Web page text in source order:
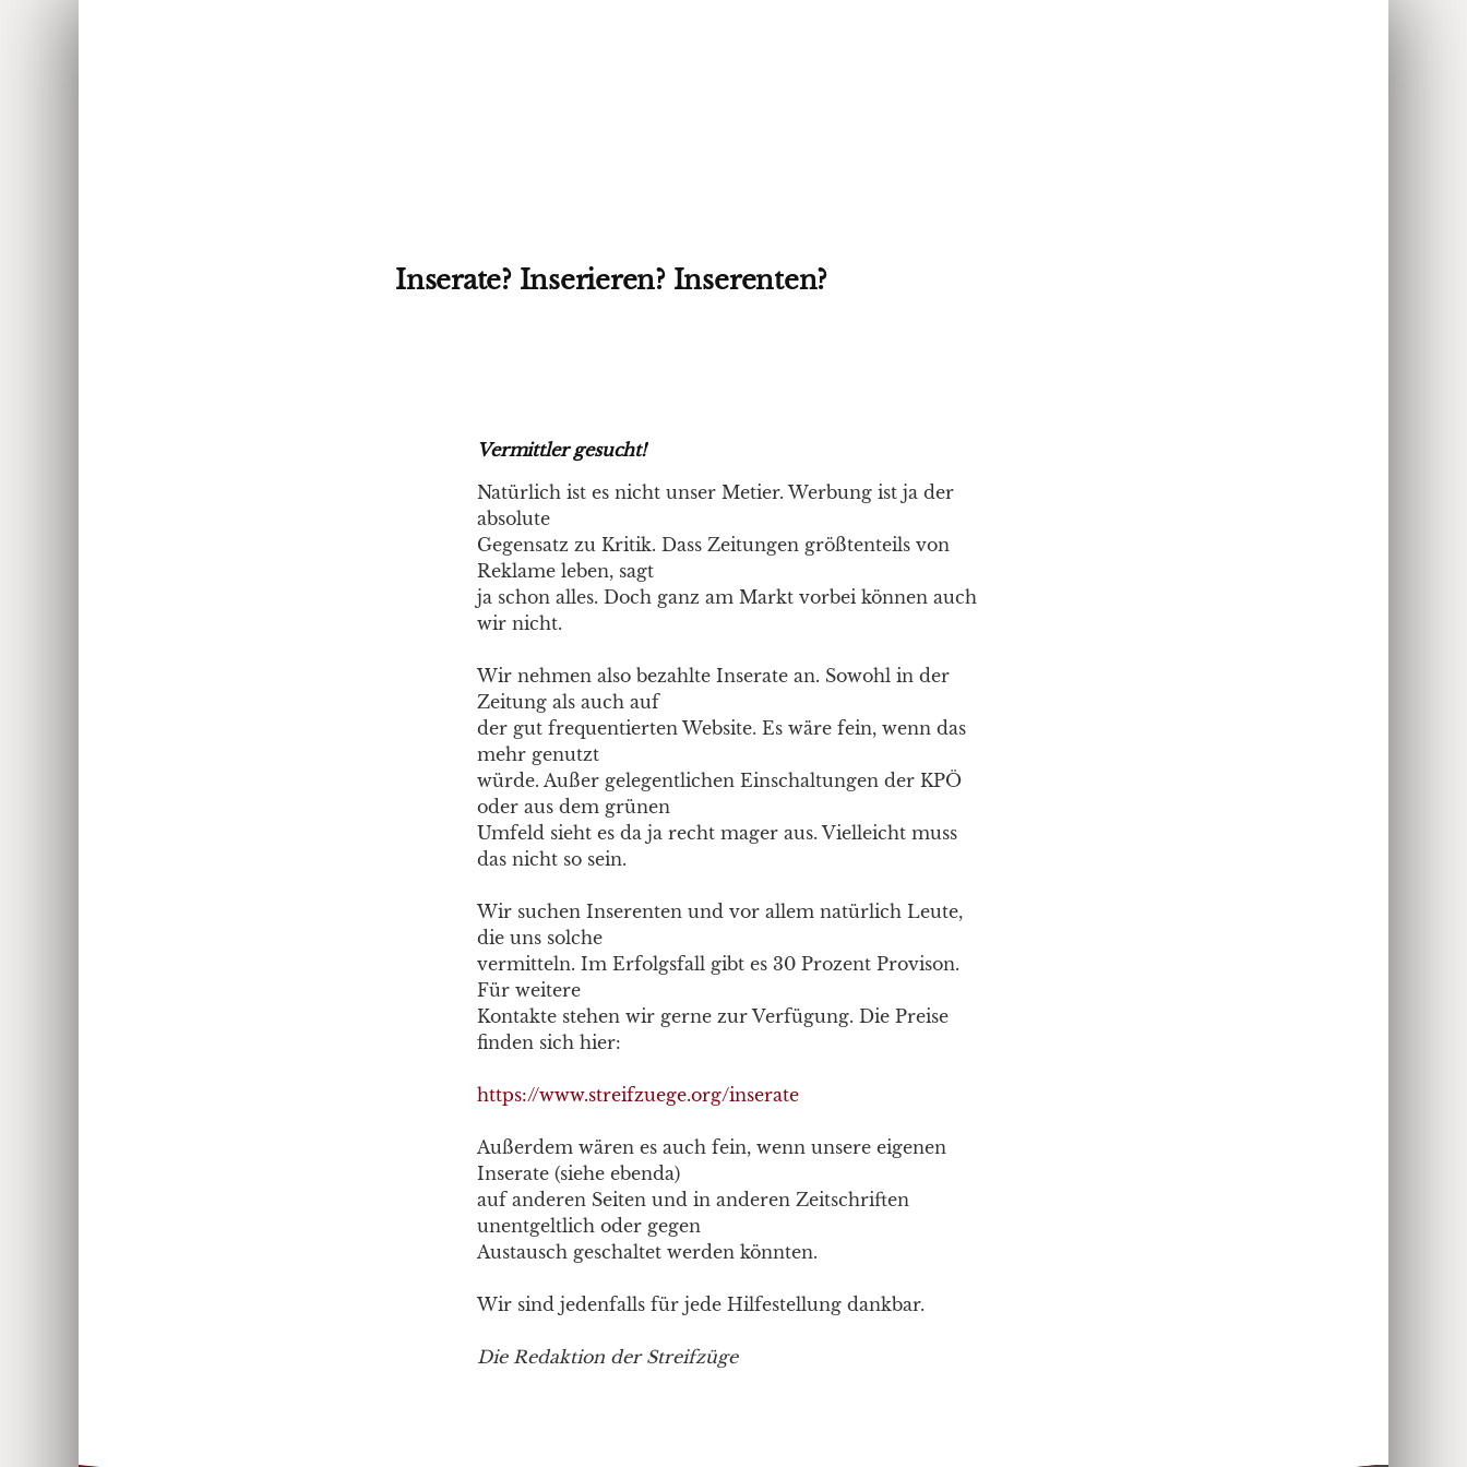
Inserate? Inserieren? Inserenten?
Vermittler gesucht!
Natürlich ist es nicht unser Metier. Werbung ist ja der
absolute
Gegensatz zu Kritik. Dass Zeitungen größtenteils von
Reklame leben, sagt
ja schon alles. Doch ganz am Markt vorbei können auch
wir nicht.
Wir nehmen also bezahlte Inserate an. Sowohl in der
Zeitung als auch auf
der gut frequentierten Website. Es wäre fein, wenn das
mehr genutzt
würde. Außer gelegentlichen Einschaltungen der KPÖ
oder aus dem grünen
Umfeld sieht es da ja recht mager aus. Vielleicht muss
das nicht so sein.
Wir suchen Inserenten und vor allem natürlich Leute,
die uns solche
vermitteln. Im Erfolgsfall gibt es 30 Prozent Provison.
Für weitere
Kontakte stehen wir gerne zur Verfügung. Die Preise
finden sich hier:
https://www.streifzuege.org/inserate
Außerdem wären es auch fein, wenn unsere eigenen
Inserate (siehe ebenda)
auf anderen Seiten und in anderen Zeitschriften
unentgeltlich oder gegen
Austausch geschaltet werden könnten.
Wir sind jedenfalls für jede Hilfestellung dankbar.
Die Redaktion der Streifzüge